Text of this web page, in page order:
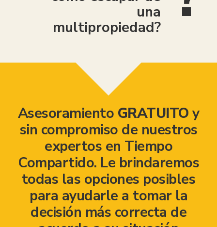
una
multipropiedad?
Asesoramiento GRATUITO y
sin compromiso de nuestros
expertos en Tiempo
Compartido. Le brindaremos
todas las opciones posibles
para ayudarle a tomar la
decisión más correcta de